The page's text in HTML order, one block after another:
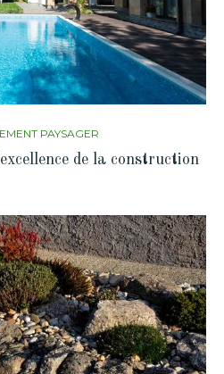
PAYSAGER
de la construction